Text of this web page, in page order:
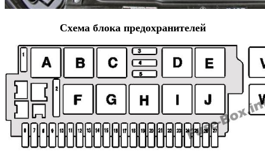
Схема блока предохранителей